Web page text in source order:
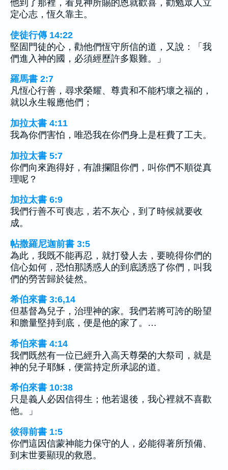
他到了那裡，看見神所賜的恩就歡喜，勸勉眾人立
定心志，恆久靠主。
使徒行傳 14:22
堅固門徒的心，勸他們恆守所信的道，又說：「我
們進入神的國，必須經歷許多艱難。」
羅馬書 2:7
凡恆心行善，尋求榮耀、尊貴和不能朽壞之福的，
就以永生報應他們；
加拉太書 4:11
我為你們害怕，唯恐我在你們身上是枉費了工夫。
加拉太書 5:7
你們向來跑得好，有誰攔阻你們，叫你們不順從真
理呢？
加拉太書 6:9
我們行善不可喪志，若不灰心，到了時候就要收
成。
帖撒羅尼迦前書 3:5
為此，我既不能再忍，就打發人去，要曉得你們的
信心如何，恐怕那誘惑人的到底誘惑了你們，叫我
們的勞苦歸於徒然。
希伯來書 3:6,14
但基督為兒子，治理神的家。我們若將可誇的盼望
和膽量堅持到底，便是他的家了。…
希伯來書 4:14
我們既然有一位已經升入高天尊榮的大祭司，就是
神的兒子耶穌，便當持定所承認的道。
希伯來書 10:38
只是義人必因信得生；他若退後，我心裡就不喜歡
他。」
彼得前書 1:5
你們這因信蒙神能力保守的人，必能得著所預備、
到末世要顯現的救恩。